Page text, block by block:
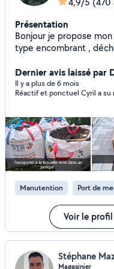
Présentation
Bonjour je propose mon aide pour : ~
type encombrant ,
de manutention. ~ Montage et démontage de meubles. ~
Garde animaux ~ Aide au ménage Je suis efficace,
ponctuel, réactif,
Dernier avis laissé par
Il y a plus de 6 mois
Réactif et ponctuel Cyril a su
Manutention Port de
Voir le profil
Stéphane
Magasinier